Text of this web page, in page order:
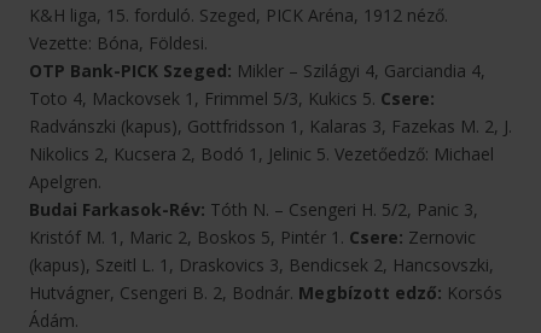
K&H liga, 15. forduló. Szeged, PICK Aréna, 1912 néző.
Vezette: Bóna, Földesi.
OTP Bank-PICK Szeged: Mikler – Szilágyi 4, Garciandia 4,
Toto 4, Mackovsek 1, Frimmel 5/3, Kukics 5. Csere:
Radvánszki (kapus), Gottfridsson 1, Kalaras 3, Fazekas M. 2, J.
Nikolics 2, Kucsera 2, Bodó 1, Jelinic 5. Vezetőedző: Michael
Apelgren.
Budai Farkasok-Rév: Tóth N. – Csengeri H. 5/2, Panic 3,
Kristóf M. 1, Maric 2, Boskos 5, Pintér 1. Csere: Zernovic
(kapus), Szeitl L. 1, Draskovics 3, Bendicsek 2, Hancsovszki,
Hutvágner, Csengeri B. 2, Bodnár. Megbízott edző: Korsós
Ádám.